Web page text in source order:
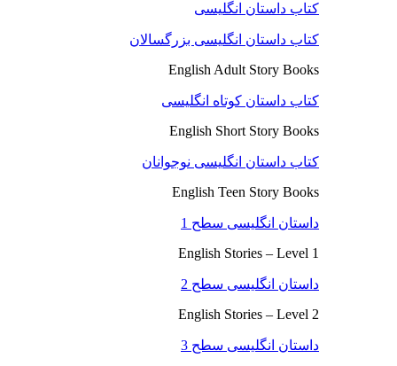
کتاب داستان انگلیسی
کتاب داستان انگلیسی بزرگسالان
English Adult Story Books
کتاب داستان کوتاه انگلیسی
English Short Story Books
کتاب داستان انگلیسی نوجوانان
English Teen Story Books
داستان انگلیسی سطح 1
English Stories – Level 1
داستان انگلیسی سطح 2
English Stories – Level 2
داستان انگلیسی سطح 3